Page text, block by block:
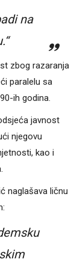
na
zbog razaranja
paralelu sa
ih godina.
javnost
njegovu
kao i
naglašava ličnu